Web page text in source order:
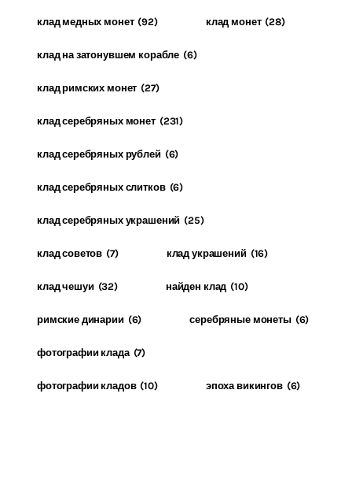
клад медных монет (92) клад монет (28)
клад на затонувшем корабле (6)
клад римских монет (27)
клад серебряных монет (231)
клад серебряных рублей (6)
клад серебряных слитков (6)
клад серебряных украшений (25)
клад советов (7) клад украшений (16)
клад чешуи (32) найден клад (10)
римские динарии (6) серебряные монеты (6)
фотографии клада (7)
фотографии кладов (10) эпоха викингов (6)